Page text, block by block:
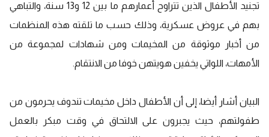
تجنيد الأطفال الذين تتراوح أعمارهم ما بين 12 و13 سنة، والتباهي
بهم في عروض عسكرية، وذلك حسب ما تلقته هذه المنظمات
من أخبار موثوقة من المخيمات ومن شهادات لمجموعة من
الأمهات، اللواتي يخفين هويتهن خوفا من الانتقام.
البيان أشار أيضا، إلى أن الأطفال داخل مخيمات تندوف يحرمون من
طفولتهم، حيث يجبرون على الالتحاق في وقت مبكر بالعمل